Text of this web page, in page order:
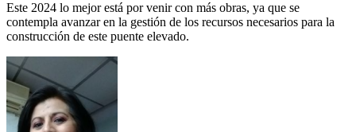
Este 2024 lo mejor está por venir con más obras, ya que se
contempla avanzar en la gestión de los recursos necesarios para la
construcción de este puente elevado.